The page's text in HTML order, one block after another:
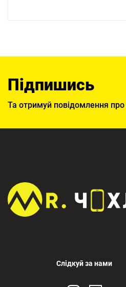
Підпишись
Та отримуй повідомлення
Слідкуй за нами